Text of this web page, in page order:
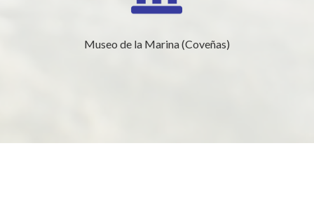
Museo de la Marina (Coveñas)